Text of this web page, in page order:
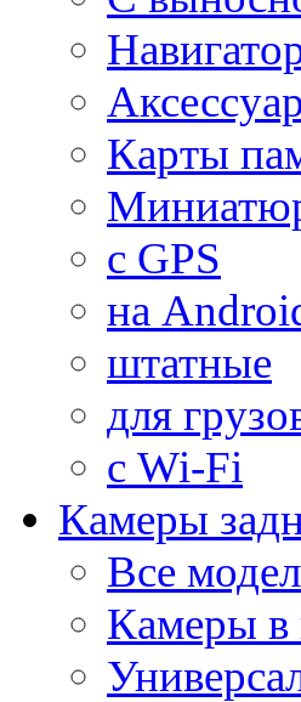
Карты
с GPS
на
штатные
для
с Wi-Fi
Камеры
Все
Камеры в